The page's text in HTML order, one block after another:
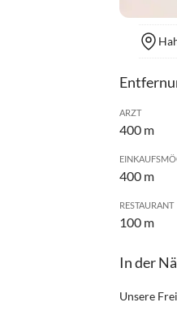
ARZT
400 m
400 m
RESTAURANT
100 m
In der
Unsere